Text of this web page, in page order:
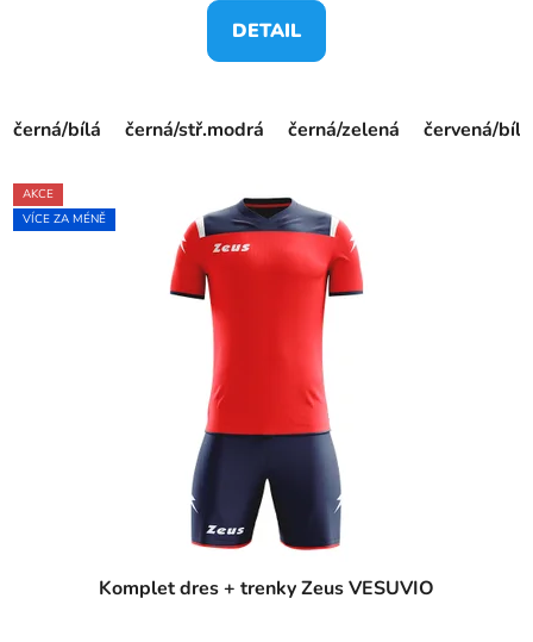
DETAIL
černá/bílá černá/stř.modrá černá/zelená červená/bílá
AKCE
VÍCE ZA MÉNĚ
Komplet dres + trenky Zeus VESUVIO